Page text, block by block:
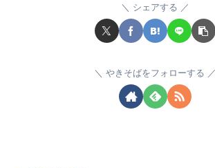
シェアする
やきそばをフォローする